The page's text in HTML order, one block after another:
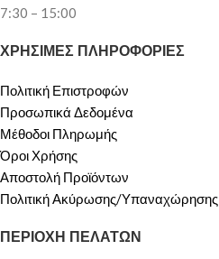
7:30 – 15:00
ΧΡΗΣΙΜΕΣ ΠΛΗΡΟΦΟΡΙΕΣ
Πολιτική Επιστροφών
Προσωπικά Δεδομένα
Μέθοδοι Πληρωμής
Όροι Χρήσης
Αποστολή Προϊόντων
Πολιτική Ακύρωσης/Υπαναχώρησης
ΠΕΡΙΟΧΗ ΠΕΛΑΤΩΝ